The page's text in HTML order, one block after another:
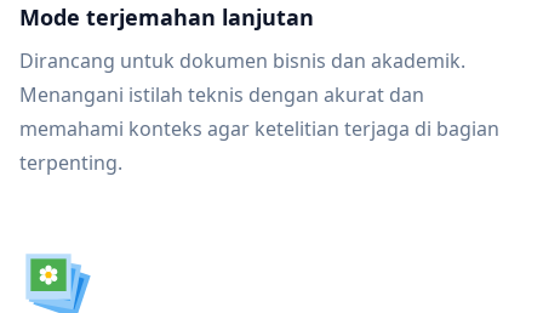
Mode terjemahan lanjutan
Dirancang untuk dokumen bisnis dan akademik.
Menangani istilah teknis dengan akurat dan
memahami konteks agar ketelitian terjaga di bagian
terpenting.